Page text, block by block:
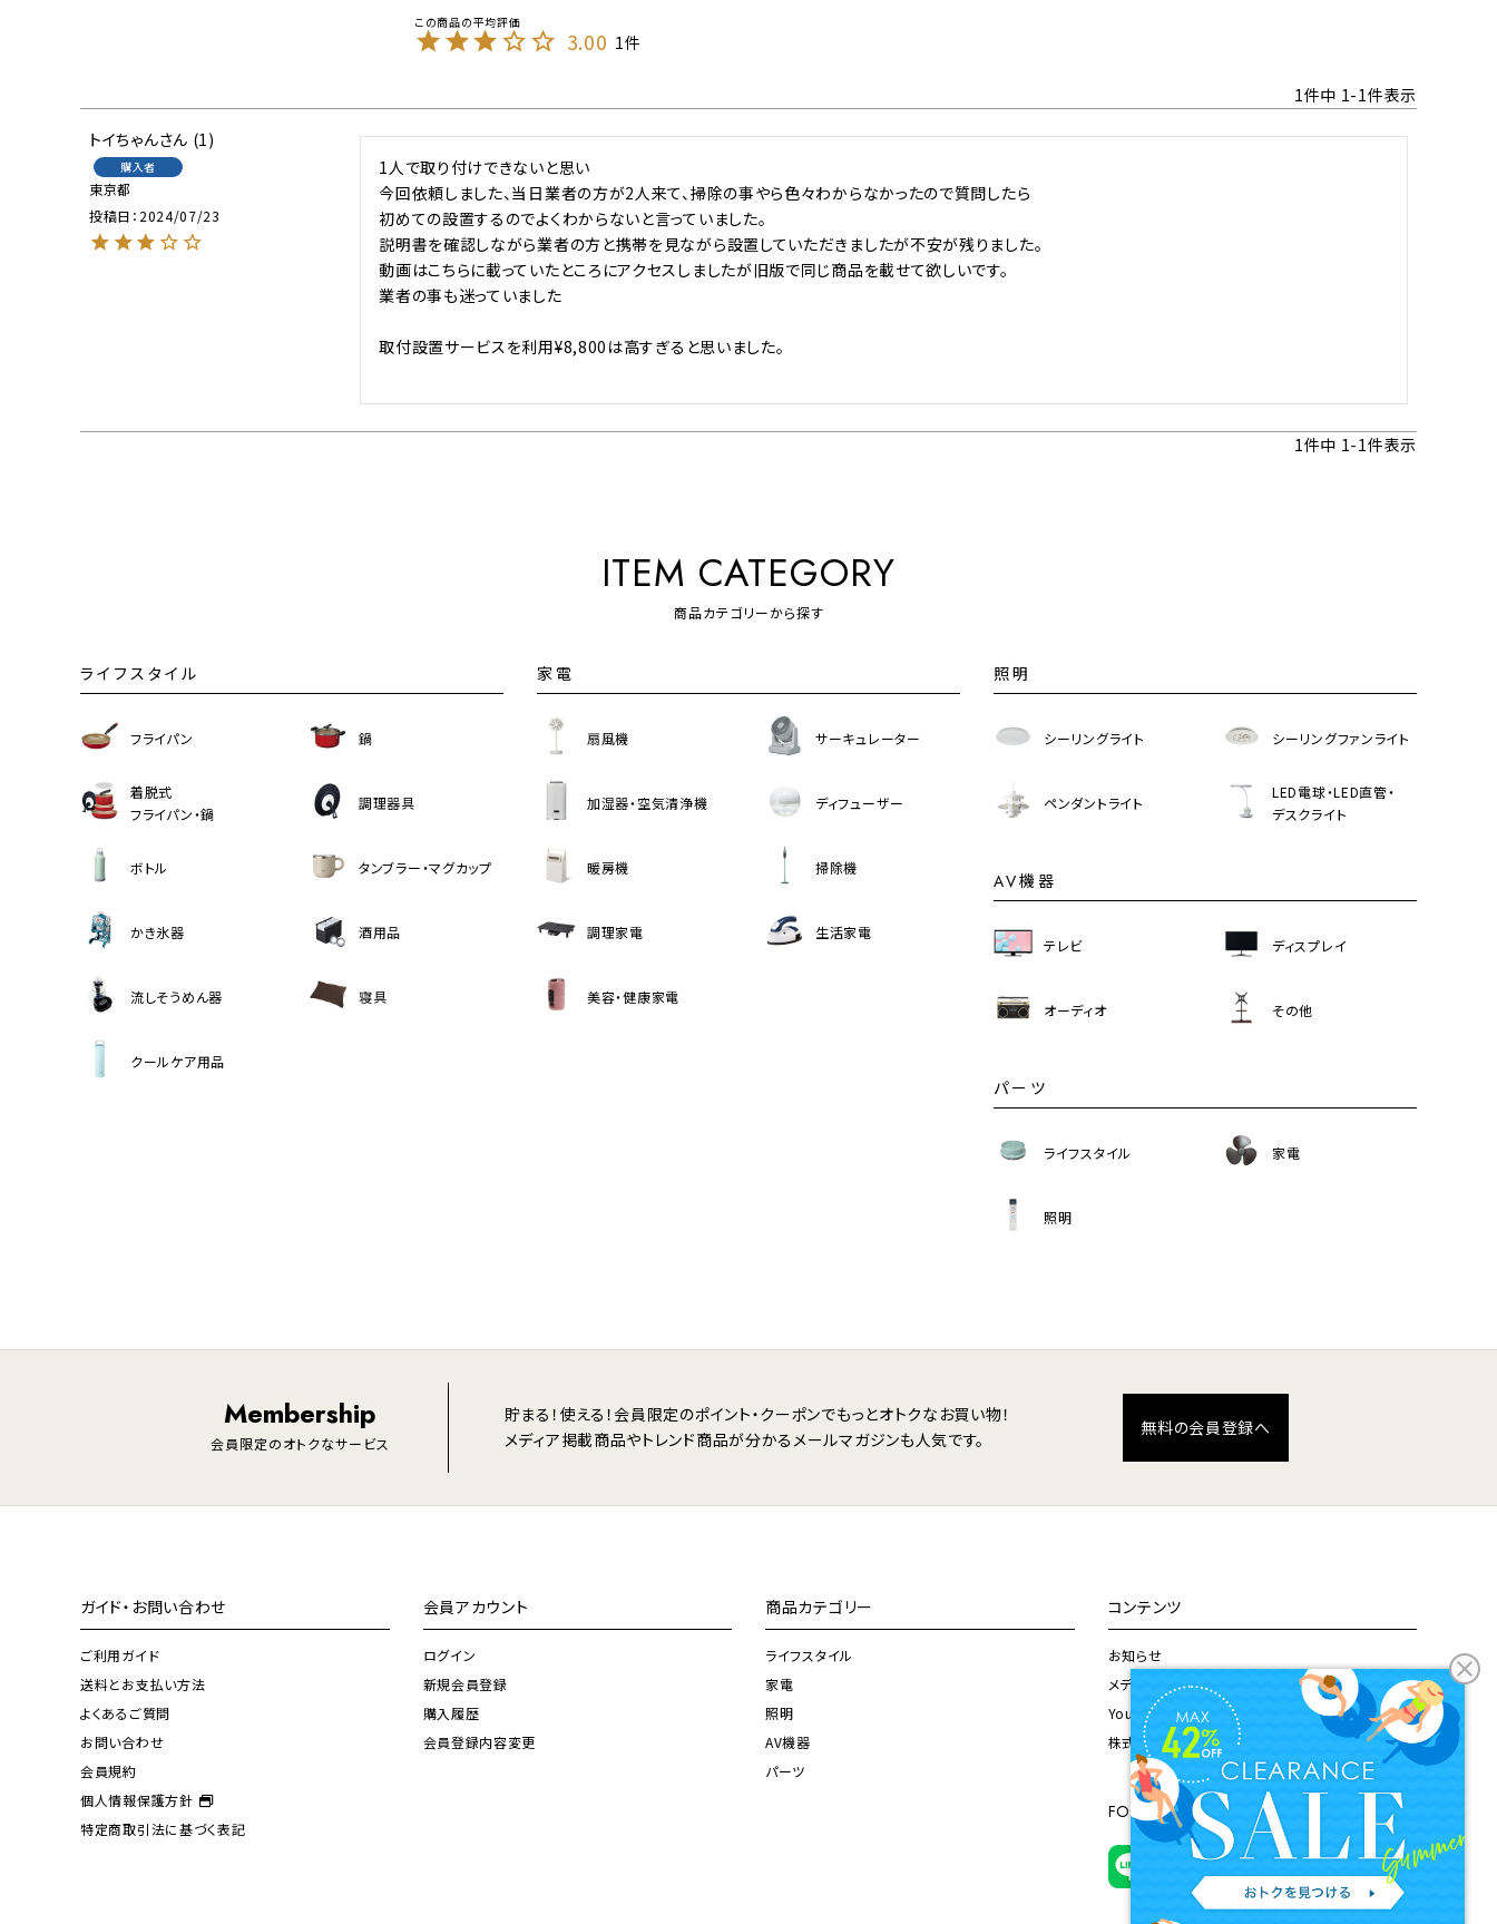
3.00 1
1件中 1-1件表示
トイちゃん
1
購入者
東京都
投稿日 2024/07/23
1人で取り付けできないと思い
今回依頼しました、当日業者の方が2人来て、掃除の事やら色々わからなかったので質問したら
初めての設置するのでよくわからないと言っていました。
説明書を確認しながら業者の方と携帯を見ながら設置していただきましたが不安が残りました。
動画はこちらに載っていたところにアクセスしましたが旧版で同じ商品を載せて欲しいです。
業者の事も迷っていました
取付設置サービスを利用¥8,800は高すぎると思いました。
1件中 1-1件表示
ITEM CATEGORY
商品カテゴリーから探す
ライフスタイル
フライパン 鍋
着脱式
フライパン・鍋
調理器具
ボトル タンブラー・マグカップ
かき氷器 酒用品
流しそうめん器 寝具
クールケア用品
家電
扇風機 サーキュレーター
加湿器・空気清浄機 ディフューザー
暖房機 掃除機
調理家電 生活家電
美容・健康家電
照明
シーリングライト シーリングファンライト
ペンダントライト
LED電球・LED直管・
デスクライト
AV機器
テレビ ディスプレイ
オーディオ その他
パーツ
ライフスタイル 家電
照明
Membership
会員限定のオトクなサービス
貯まる！使える！会員限定のポイント・クーポンでもっとオトクなお買い物！
メディア掲載商品やトレンド商品が分かるメールマガジンも人気です。
無料の会員登録へ
ガイド・お問い合わせ
ご利用ガイド
送料とお支払い方法
よくあるご質問
お問い合わせ
会員規約
個人情報保護方針
特定商取引法に基づく表記
会員アカウント
ログイン
新規会員登録
購入履歴
会員登録内容変更
商品カテゴリー
ライフスタイル
家電
照明
AV機器
パーツ
コンテンツ
お知らせ
メディア掲載情報
Youtubeチャンネル
株式会社ドウシシャ公式サイト
FOLLOW US